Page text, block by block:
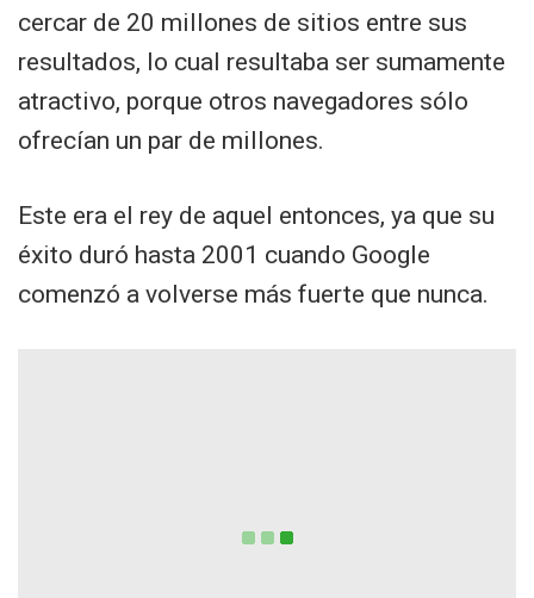
cercar de 20 millones de sitios entre sus
resultados, lo cual resultaba ser sumamente
atractivo, porque otros navegadores sólo
ofrecían un par de millones.
Este era el rey de aquel entonces, ya que su
éxito duró hasta 2001 cuando Google
comenzó a volverse más fuerte que nunca.